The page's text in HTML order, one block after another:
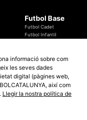
Futbol Base
Futbol Cadet
Futbol Infantil
Catalunya Absoluta 2019
del Rei 2019 - 2020
informació sobre com
les seves dades
digital (pàgines web,
així com
Llegir la nostra política de